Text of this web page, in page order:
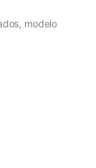
modelo